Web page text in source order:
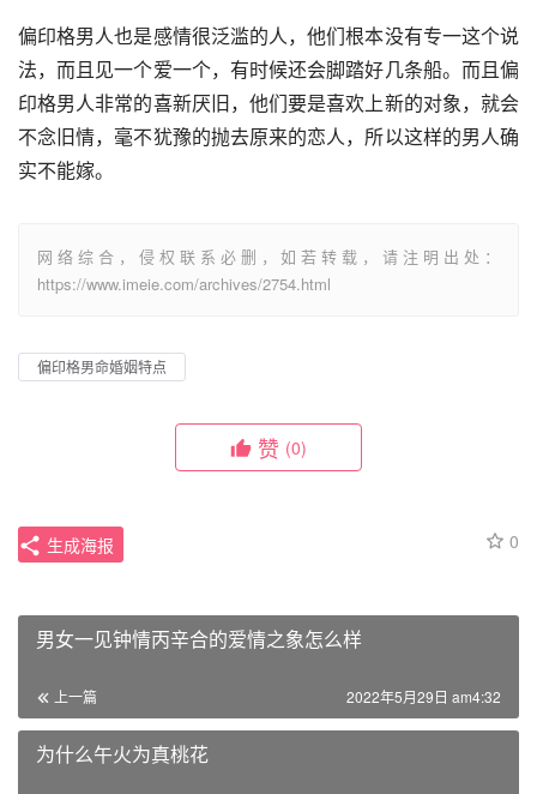
偏印格男人也是感情很泛滥的人，他们根本没有专一这个说
法，而且见一个爱一个，有时候还会脚踏好几条船。而且偏
印格男人非常的喜新厌旧，他们要是喜欢上新的对象，就会
不念旧情，毫不犹豫的抛去原来的恋人，所以这样的男人确
实不能嫁。
网络综合，侵权联系必删，如若转载，请注明出处：
https://www.imeie.com/archives/2754.html
偏印格男命婚姻特点
赞 (0)
0
生成海报
男女一见钟情丙辛合的爱情之象怎么样
上一篇 2022年5月29日 am4:32
为什么午火为真桃花